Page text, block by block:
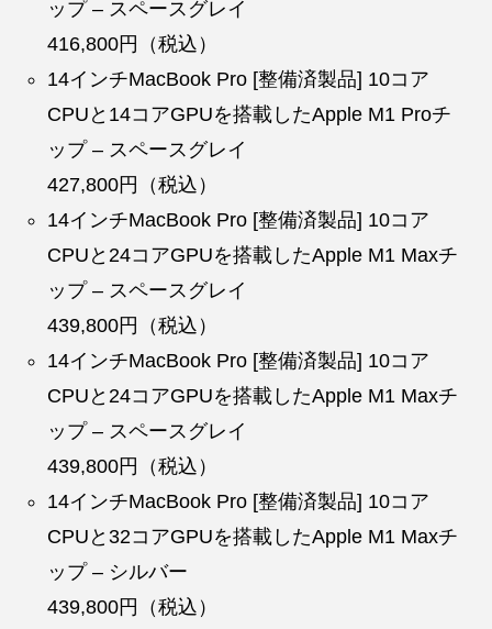
ップ – スペースグレイ
416,800円（税込）
14インチMacBook Pro [整備済製品] 10コア
CPUと14コアGPUを搭載したApple M1 Proチ
ップ – スペースグレイ
427,800円（税込）
14インチMacBook Pro [整備済製品] 10コア
CPUと24コアGPUを搭載したApple M1 Maxチ
ップ – スペースグレイ
439,800円（税込）
14インチMacBook Pro [整備済製品] 10コア
CPUと24コアGPUを搭載したApple M1 Maxチ
ップ – スペースグレイ
439,800円（税込）
14インチMacBook Pro [整備済製品] 10コア
CPUと32コアGPUを搭載したApple M1 Maxチ
ップ – シルバー
439,800円（税込）